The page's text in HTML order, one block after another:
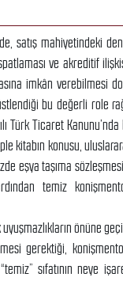
satış mahiyetindeki
ve akreditif
imkân verebilmesi
bu değerli role
Türk Ticaret
kitabın konusu,
eşya taşıma
temiz
önüne
gerektiği,
sıfatının neye